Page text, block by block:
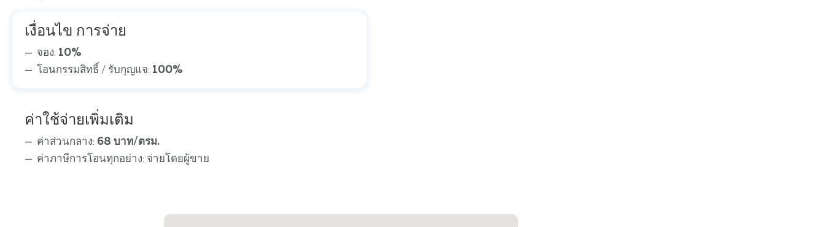
เงื่อนไข การจ่าย
จอง: 10%
โอนกรรมสิทธิ์ / รับกุญแจ: 100%
ค่าใช้จ่ายเพิ่มเติม
ค่าส่วนกลาง: 68 บาท/ตรม.
ค่าภาษีการโอนทุกอย่าง: จ่ายโดยผู้ขาย